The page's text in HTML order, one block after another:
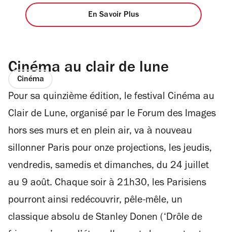
En Savoir Plus
Cinéma au clair de lune
Cinéma
Pour sa quinzième édition, le festival Cinéma au
Clair de Lune, organisé par le Forum des Images
hors ses murs et en plein air, va à nouveau
sillonner Paris pour onze projections, les jeudis,
vendredis, samedis et dimanches, du 24 juillet
au 9 août. Chaque soir à 21h30, les Parisiens
pourront ainsi redécouvrir, pêle-mêle, un
classique absolu de Stanley Donen (‘Drôle de